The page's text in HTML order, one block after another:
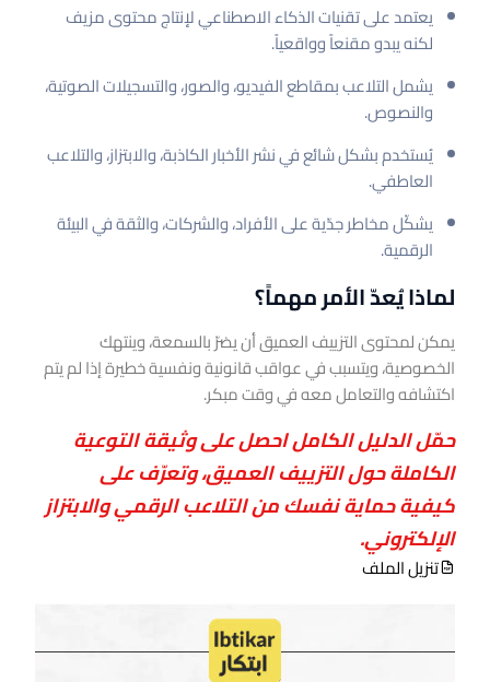
يعتمد على تقنيات الذكاء الاصطناعي لإنتاج محتوى مزيف
لكنه يبدو مقنعاً وواقعياً.
يشمل التلاعب بمقاطع الفيديو، والصور، والتسجيلات الصوتية،
والنصوص.
يُستخدم بشكل شائع في نشر الأخبار الكاذبة، والابتزاز، والتلاعب
العاطفي.
يشكّل مخاطر جدّية على الأفراد، والشركات، والثقة في البيئة
الرقمية.
لماذا يُعدّ الأمر مهماً؟
يمكن لمحتوى التزييف العميق أن يضرّ بالسمعة، وينتهك
الخصوصية، ويتسبب في عواقب قانونية ونفسية خطيرة إذا لم يتم
اكتشافه والتعامل معه في وقت مبكر.
حمّل الدليل الكامل احصل على وثيقة التوعية
الكاملة حول التزييف العميق، وتعرّف على
كيفية حماية نفسك من التلاعب الرقمي والابتزاز
الإلكتروني.
تنزيل الملف